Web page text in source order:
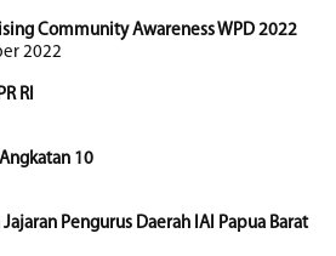
Community Awareness WPD 2022
2022
RI
10
Pengurus Daerah IAI Papua Barat